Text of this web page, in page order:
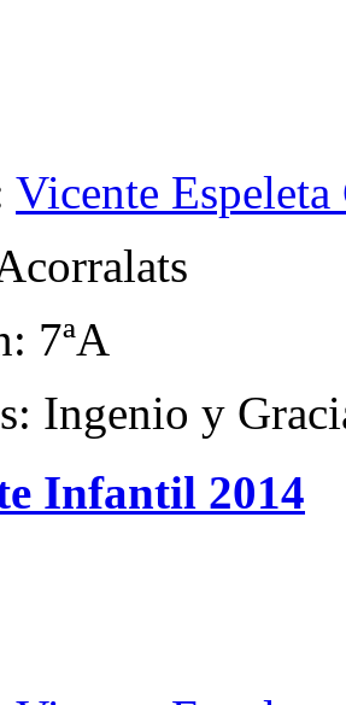
Vicente Espeleta
7ªA
Ingenio y
Infantil 2014